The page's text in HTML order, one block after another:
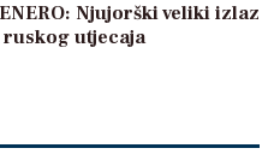
Njujorški veliki izlaz
utjecaja